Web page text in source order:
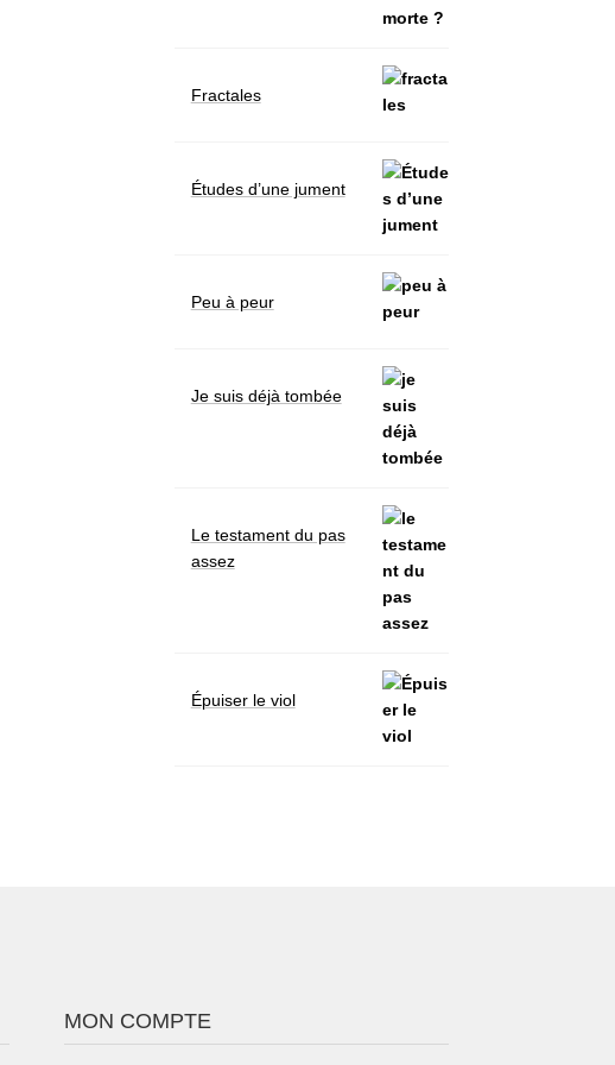
Fractales
Études d’une jument
Peu à peur
Je suis déjà tombée
Le testament du pas
assez
Épuiser le viol
MON COMPTE